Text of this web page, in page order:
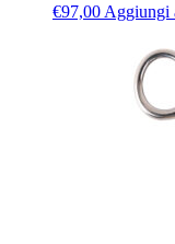
€97,00 Aggiungi